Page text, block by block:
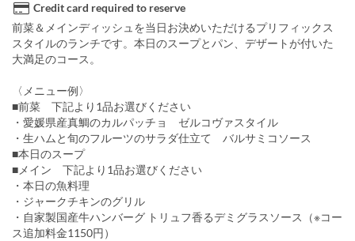
Credit card required to reserve
前菜＆メインディッシュを当日お決めいただけるプリフィックス
スタイルのランチです。本日のスープとパン、デザートが付いた
大満足のコース。
〈メニュー例〉
■前菜 下記より1品お選びください
・愛媛県産真鯛のカルパッチョ ゼルコヴァスタイル
・生ハムと旬のフルーツのサラダ仕立て バルサミコソース
■本日のスープ
■メイン 下記より1品お選びください
・本日の魚料理
・ジャークチキンのグリル
・自家製国産牛ハンバーグ トリュフ香るデミグラスソース（※コー
ス追加料金1150円）